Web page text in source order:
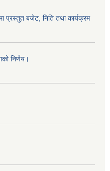
बजेट, निति तथा कार्यक्रम
निर्णय।